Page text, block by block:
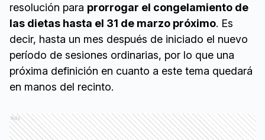
resolución para prorrogar el congelamiento de
las dietas hasta el 31 de marzo próximo. Es
decir, hasta un mes después de iniciado el nuevo
período de sesiones ordinarias, por lo que una
próxima definición en cuanto a este tema quedará
en manos del recinto.
Ads